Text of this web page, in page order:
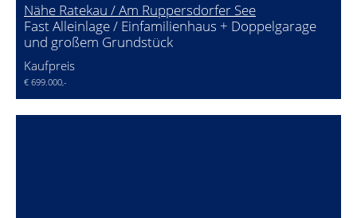
Nähe Ratekau / Am Ruppersdorfer See
Fast Alleinlage / Einfamilienhaus + Doppelgarage
und großem Grundstück
Kaufpreis
€ 699.000,-